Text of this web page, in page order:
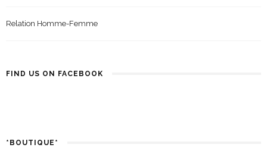
Relation Homme-Femme
FIND US ON FACEBOOK
*BOUTIQUE*